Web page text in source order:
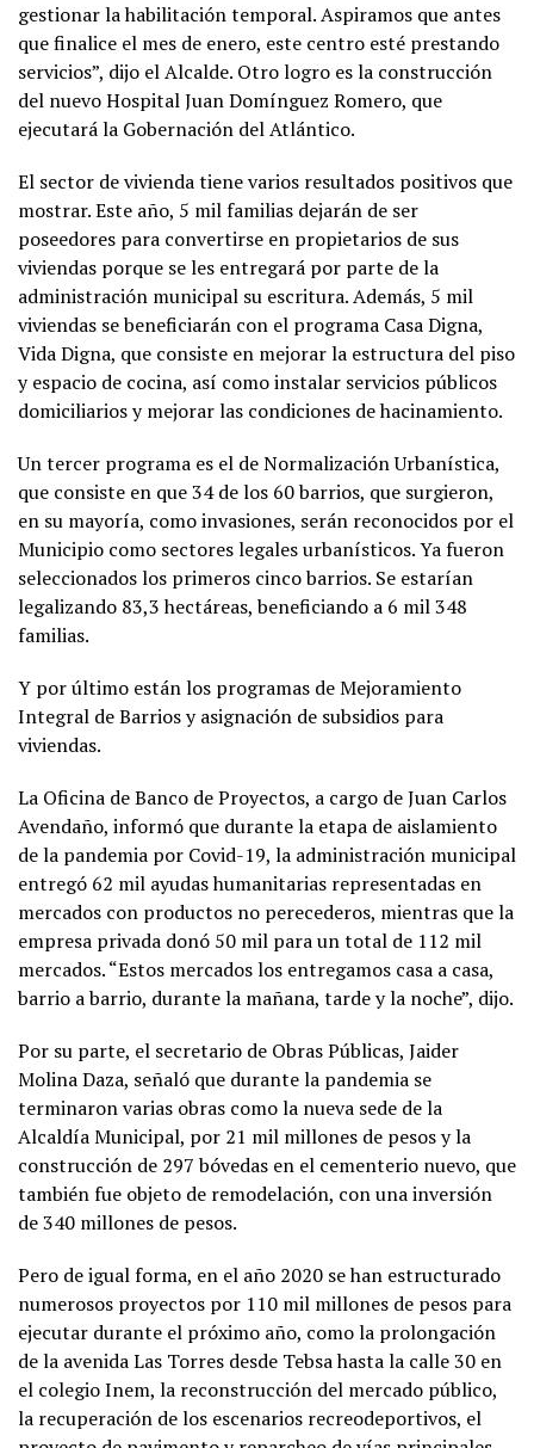
gestionar la habilitación temporal. Aspiramos que antes
que finalice el mes de enero, este centro esté prestando
servicios”, dijo el Alcalde. Otro logro es la construcción
del nuevo Hospital Juan Domínguez Romero, que
ejecutará la Gobernación del Atlántico.
El sector de vivienda tiene varios resultados positivos que
mostrar. Este año, 5 mil familias dejarán de ser
poseedores para convertirse en propietarios de sus
viviendas porque se les entregará por parte de la
administración municipal su escritura. Además, 5 mil
viviendas se beneficiarán con el programa Casa Digna,
Vida Digna, que consiste en mejorar la estructura del piso
y espacio de cocina, así como instalar servicios públicos
domiciliarios y mejorar las condiciones de hacinamiento.
Un tercer programa es el de Normalización Urbanística,
que consiste en que 34 de los 60 barrios, que surgieron,
en su mayoría, como invasiones, serán reconocidos por el
Municipio como sectores legales urbanísticos. Ya fueron
seleccionados los primeros cinco barrios. Se estarían
legalizando 83,3 hectáreas, beneficiando a 6 mil 348
familias.
Y por último están los programas de Mejoramiento
Integral de Barrios y asignación de subsidios para
viviendas.
La Oficina de Banco de Proyectos, a cargo de Juan Carlos
Avendaño, informó que durante la etapa de aislamiento
de la pandemia por Covid-19, la administración municipal
entregó 62 mil ayudas humanitarias representadas en
mercados con productos no perecederos, mientras que la
empresa privada donó 50 mil para un total de 112 mil
mercados. “Estos mercados los entregamos casa a casa,
barrio a barrio, durante la mañana, tarde y la noche”, dijo.
Por su parte, el secretario de Obras Públicas, Jaider
Molina Daza, señaló que durante la pandemia se
terminaron varias obras como la nueva sede de la
Alcaldía Municipal, por 21 mil millones de pesos y la
construcción de 297 bóvedas en el cementerio nuevo, que
también fue objeto de remodelación, con una inversión
de 340 millones de pesos.
Pero de igual forma, en el año 2020 se han estructurado
numerosos proyectos por 110 mil millones de pesos para
ejecutar durante el próximo año, como la prolongación
de la avenida Las Torres desde Tebsa hasta la calle 30 en
el colegio Inem, la reconstrucción del mercado público,
la recuperación de los escenarios recreodeportivos, el